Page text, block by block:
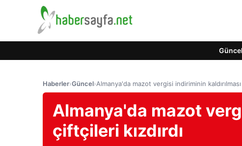
Haberler›Güncel›Almanya'da mazot vergisi indiriminin kaldırılması
Almanya'da mazot
çiftçileri kızdırdı